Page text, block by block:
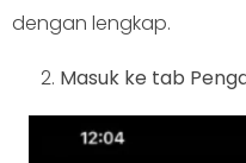
dengan lengkap.
Masuk ke tab